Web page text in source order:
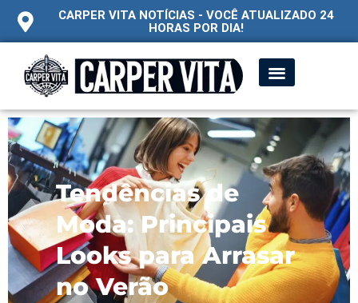
CARPER VITA NOTÍCIAS - VOCÊ ATUALIZADO 24
HORAS POR DIA!
Tendências de
Moda: Principais
Looks para Arrasar
no Verão